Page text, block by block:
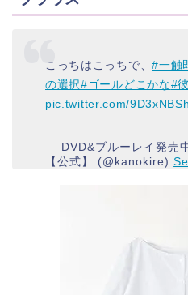
こっちはこっちで、#一触
の選択#ゴールどこかな#
pic.twitter.com/
— DVD&ブルーレイ発売
【公式】 (@kanokire)